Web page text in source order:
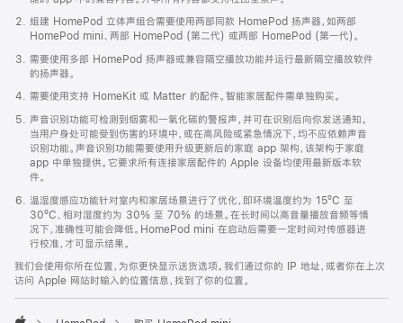
中
打
开)
组建 HomePod 立体声组合需要使用两部同款 HomePod 扬声器，如两部
HomePod mini、两部 HomePod (第二代) 或两部 HomePod (第一代)。
需要使用多部 HomePod 扬声器或兼容隔空播放功能并运行最新隔空播放软件
的扬声器。
需要使用支持 HomeKit 或 Matter 的配件。智能家居配件需单独购买。
声音识别功能可检测到烟雾和一氧化碳的警报声，并可在识别后向你发送通知。
当用户身处可能受到伤害的环境中，或在高风险或紧急情况下，均不应依赖声音
识别功能。声音识别功能需要使用升级更新后的家庭 app 架构，该架构于家庭
app 中单独提供。它要求所有连接家居配件的 Apple 设备均使用最新版本软
件。
温湿度感应功能针对室内和家居场景进行了优化，即环境温度约为 15ºC 至
30ºC、相对湿度约为 30% 至 70% 的场景。在长时间以高音量播放音频等情
况下，准确性可能会降低。HomePod mini 在启动后需要一定时间对传感器进
行校准，才可显示结果。
我们会使用你所在位置，为你更快显示送货选项。我们通过你的 IP 地址，或者你在上次
访问 Apple 网站时输入的位置信息，找到了你的位置。